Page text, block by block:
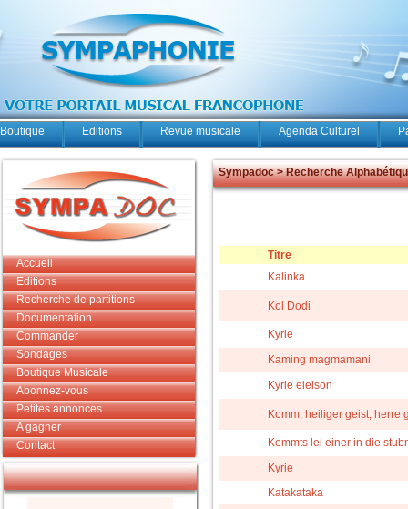
Boutique Editions Revue musicale Agenda Culturel
Accueil
Editions
Recherche de partitions
Documentation
Commander
Sondages
Boutique Musicale
Abonnez-vous
Petites annonces
A gagner
Contact
Sympadoc > Recherche
Titre
Kalinka
Kol Dodi
Kyrie
Kaming magmamani
Kyrie eleison
Komm, heiliger geist, herre
Kemmts lei einer in die
Kyrie
Katakataka